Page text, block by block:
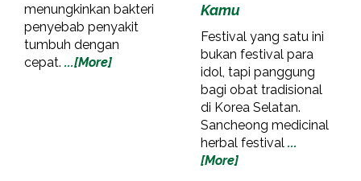
menungkinkan bakteri
penyebab penyakit
tumbuh dengan
cepat. ...[More]
Kamu
Festival yang satu ini
bukan festival para
idol, tapi panggung
bagi obat tradisional
di Korea Selatan.
Sancheong medicinal
herbal festival ...
[More]